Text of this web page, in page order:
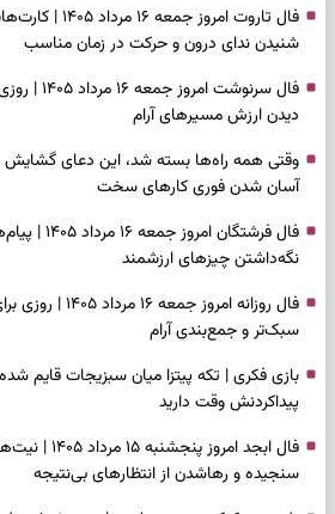
فال تاروت امروز
شنیدن ندای درون و حرکت در زمان مناسب
فال
دیدن ارزش مسیرهای آرام
وقتی همه راه‌ها بسته شد، این دعای گشایش را
آسان شدن فوری کارهای سخت
فال
نگه‌داشتن چیزهای ارزشمند
فال روزانه
سبک‌تر و جمع‌بندی آرام
پیداکردنش وقت دارید
فال ابجد
سنجیده و رهاشدن از انتظارهای بی‌نتیجه